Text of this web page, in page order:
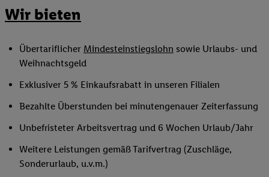
Wir bieten
Übertariflicher Mindesteinstiegslohn sowie Urlaubs- und
Weihnachtsgeld
Exklusiver 5 % Einkaufsrabatt in unseren Filialen
Bezahlte Überstunden bei minutengenauer Zeiterfassung
Unbefristeter Arbeitsvertrag und 6 Wochen Urlaub/Jahr
Weitere Leistungen gemäß Tarifvertrag (Zuschläge,
Sonderurlaub, u.v.m.)